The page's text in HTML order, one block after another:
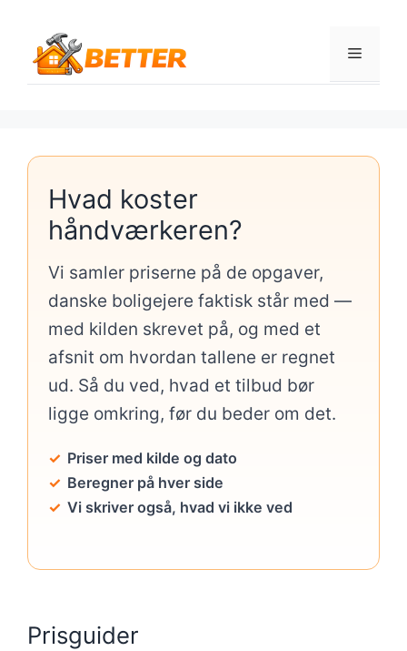
indhold
Menu
Hvad koster
håndværkeren?
Vi samler priserne på de opgaver,
danske boligejere faktisk står med —
med kilden skrevet på, og med et
afsnit om hvordan tallene er regnet
ud. Så du ved, hvad et tilbud bør
ligge omkring, før du beder om det.
Priser med kilde og dato
Beregner på hver side
Vi skriver også, hvad vi ikke ved
Prisguider